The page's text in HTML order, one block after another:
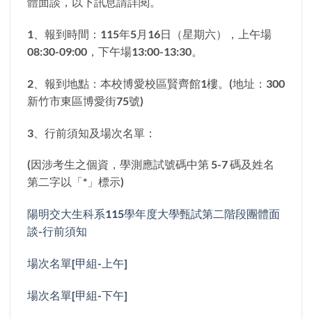
1、報到時間：115年5月16日（星期六），上午場
08:30-09:00，下午場13:00-13:30。
2、報到地點：本校博愛校區賢齊館1樓。(地址：300
新竹市東區博愛街75號)
3、行前須知及場次名單：
(因涉考生之個資，學測應試號碼中第 5-7 碼及姓名
第二字以「*」標示)
陽明交大生科系115學年度大學甄試第二階段團體面
談-行前須知
場次名單[甲組-上午]
場次名單[甲組-下午]